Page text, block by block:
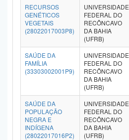
RECURSOS
GENÉTICOS
VEGETAIS
(28022017003P8)
UNIVERSIDADE
FEDERAL DO
RECÔNCAVO
DA BAHIA
(UFRB)
SAÚDE DA
FAMÍLIA
(33303002001P9)
UNIVERSIDADE
FEDERAL DO
RECÔNCAVO
DA BAHIA
(UFRB)
SAÚDE DA
POPULAÇÃO
NEGRA E
INDÍGENA
(28022017016P2)
UNIVERSIDADE
FEDERAL DO
RECÔNCAVO
DA BAHIA
(UFRB)